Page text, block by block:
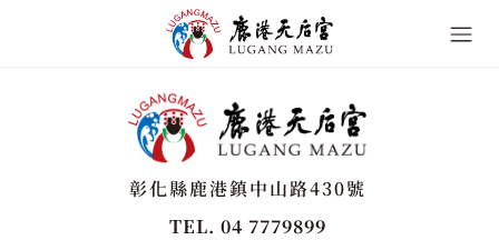
彰化縣鹿港鎮中山路430號
TEL. 04 7779899